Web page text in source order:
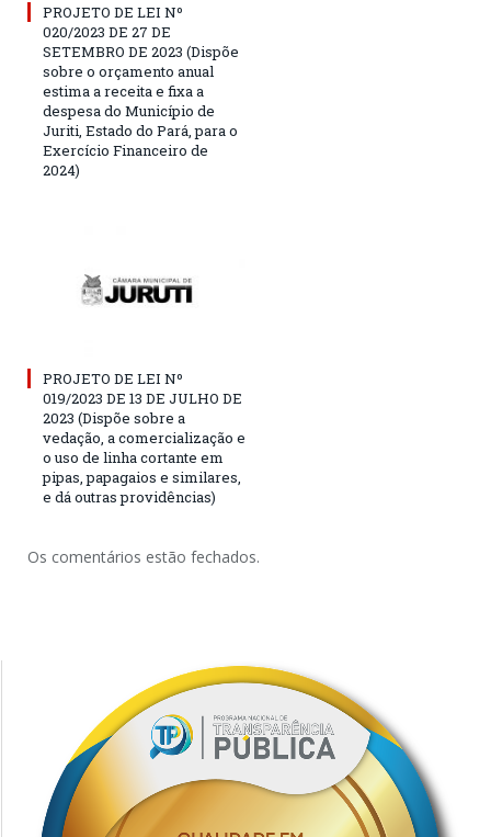
PROJETO DE LEI Nº
020/2023 DE 27 DE
SETEMBRO DE 2023 (Dispõe
sobre o orçamento anual
estima a receita e fixa a
despesa do Município de
Juriti, Estado do Pará, para o
Exercício Financeiro de
2024)
PROJETO DE LEI Nº
019/2023 DE 13 DE JULHO DE
2023 (Dispõe sobre a
vedação, a comercialização e
o uso de linha cortante em
pipas, papagaios e similares,
e dá outras providências)
Os comentários estão fechados.